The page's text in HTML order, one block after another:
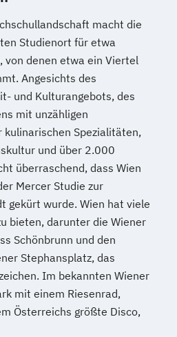
(EN)
(DE/EN)
Kinder und
Inklusion
UX Design
Vertragsrecht
(DE/EN)
Medizintechnik
macht die
Studienort für etwa
denen etwa ein Viertel
Angesichts des
und Kulturangebots, des
mit unzähligen
kulinarischen Spezialitäten,
und über 2.000
überraschend, dass Wien
Mercer Studie zur
gekürt wurde. Wien hat viele
bieten, darunter die Wiener
Schönbrunn und den
Stephansplatz, das
Im bekannten Wiener
mit einem Riesenrad,
Österreichs größte Disco,